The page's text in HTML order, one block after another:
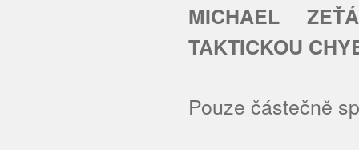
MICHAEL
TAKTICKOU
Pouze částečně